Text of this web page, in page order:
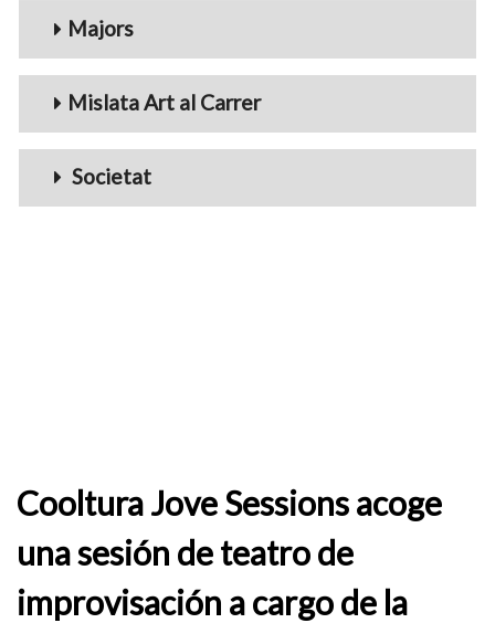
Majors
Mislata Art al Carrer
Societat
Cooltura Jove Sessions acoge
una sesión de teatro de
improvisación a cargo de la